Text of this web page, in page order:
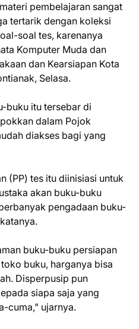
pembelajaran sangat
tertarik dengan koleksi
soal tes, karenanya
Komputer Muda dan
dan Kearsiapan Kota
Selasa.
buku itu tersebar di
dalam Pojok
diakses bagi yang
(PP) tes itu diinisiasi untuk
akan buku-buku
pengadaan buku-
buku-buku persiapan
buku, harganya bisa
Disperpusip pun
siapa saja yang
cuma," ujarnya.